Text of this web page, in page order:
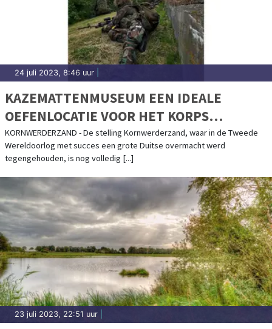
24 juli 2023, 8:46 uur
KAZEMATTENMUSEUM EEN IDEALE
OEFENLOCATIE VOOR HET KORPS
MARINIERS
KORNWERDERZAND - De stelling Kornwerderzand, waar in de Tweede
Wereldoorlog met succes een grote Duitse overmacht werd
tegengehouden, is nog volledig [...]
23 juli 2023, 22:51 uur